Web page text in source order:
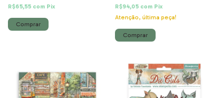
R$65,55 com Pix R$94,05 com Pix
Atenção, última peça!